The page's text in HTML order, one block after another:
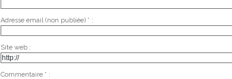
Adresse email (non publiée) * :
Site web :
Commentaire * :